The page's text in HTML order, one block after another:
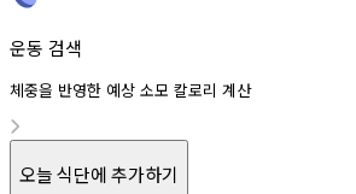
운동 검색
체중을 반영한 예상 소모 칼로리 계산
오늘 식단에 추가하기